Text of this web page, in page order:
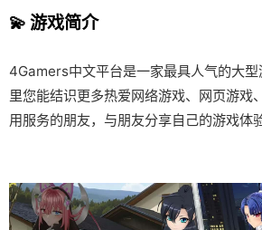
💫 游戏简介
4Gamers中文平台是一家最具人气的大
里您能结识更多热爱网络游戏、网页游戏
用服务的朋友，与朋友分享自己的游戏体验